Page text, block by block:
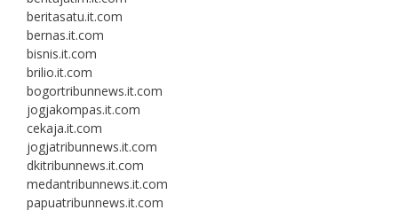
beritasatu.it.com
bernas.it.com
bisnis.it.com
brilio.it.com
bogortribunnews.it.com
jogjakompas.it.com
cekaja.it.com
jogjatribunnews.it.com
dkitribunnews.it.com
medantribunnews.it.com
papuatribunnews.it.com